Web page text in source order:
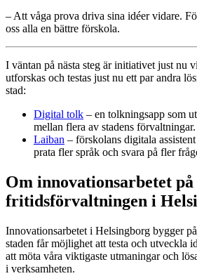
– Att våga prova driva sina idéer vidare.
oss alla en bättre förskola.
I väntan på nästa steg är initiativet just nu
utforskas och testas just nu ett par andra
stad:
Digital tolk – en tolkningsapp som
mellan flera av stadens förvaltningar.
Laiban – förskolans digitala
prata fler språk och svara på fler
Om innovationsarbetet på
fritidsförvaltningen i
Innovationsarbetet i Helsingborg bygger
staden får möjlighet att testa och utveckla
att möta våra viktigaste utmaningar och
i verksamheten.